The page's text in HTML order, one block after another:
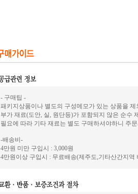
- 구매팁 -
패키지상품이나 별도의 구성메모가 있는 상품을
부가 재료(도안, 실, 원단등)가 포함되지 않은 순수
필요에 따라 기타 재료는 별도 구매하셔야하니 주
-배송비-
4만원 미만 구입시 : 3,000원
4만원이상 구입시 : 무료배송(제주도,기타산간지역